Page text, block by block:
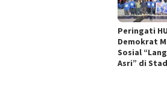
Peringati
Demokrat
Sosial
Asri” di